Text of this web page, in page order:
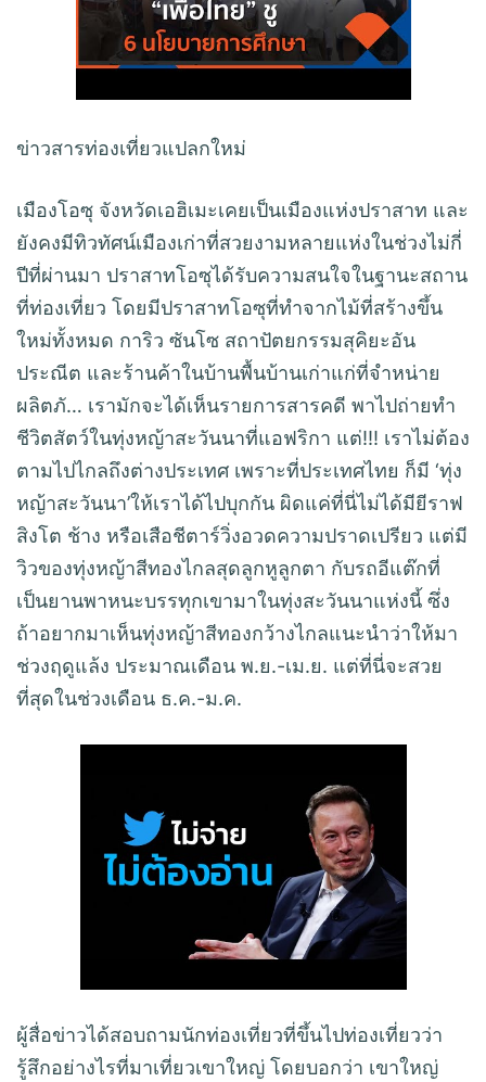
ข่าวสารท่องเที่ยวแปลกใหม่
เมืองโอซุ จังหวัดเอฮิเมะเคยเป็นเมืองแห่งปราสาท และ
ยังคงมีทิวทัศน์เมืองเก่าที่สวยงามหลายแห่งในช่วงไม่กี่
ปีที่ผ่านมา ปราสาทโอซุได้รับความสนใจในฐานะสถาน
ที่ท่องเที่ยว โดยมีปราสาทโอซุที่ทำจากไม้ที่สร้างขึ้น
ใหม่ทั้งหมด การิว ซันโซ สถาปัตยกรรมสุคิยะอัน
ประณีต และร้านค้าในบ้านพื้นบ้านเก่าแก่ที่จำหน่าย
ผลิตภั… เรามักจะได้เห็นรายการสารคดี พาไปถ่ายทำ
ชีวิตสัตว์ในทุ่งหญ้าสะวันนาที่แอฟริกา แต่!!! เราไม่ต้อง
ตามไปไกลถึงต่างประเทศ เพราะที่ประเทศไทย ก็มี ‘ทุ่ง
หญ้าสะวันนา’ให้เราได้ไปบุกกัน ผิดแค่ที่นี่ไม่ได้มียีราฟ
สิงโต ช้าง หรือเสือชีตาร์วิ่งอวดความปราดเปรียว แต่มี
วิวของทุ่งหญ้าสีทองไกลสุดลูกหูลูกตา กับรถอีแต๊กที่
เป็นยานพาหนะบรรทุกเขามาในทุ่งสะวันนาแห่งนี้ ซึ่ง
ถ้าอยากมาเห็นทุ่งหญ้าสีทองกว้างไกลแนะนำว่าให้มา
ช่วงฤดูแล้ง ประมาณเดือน พ.ย.-เม.ย. แต่ที่นี่จะสวย
ที่สุดในช่วงเดือน ธ.ค.-ม.ค.
ผู้สื่อข่าวได้สอบถามนักท่องเที่ยวที่ขึ้นไปท่องเที่ยวว่า
รู้สึกอย่างไรที่มาเที่ยวเขาใหญ่ โดยบอกว่า เขาใหญ่